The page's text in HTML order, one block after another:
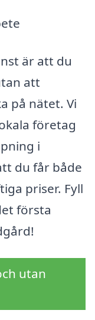
är att du
att
på nätet. Vi
företag
i
du får både
priser. Fyll
första
utan